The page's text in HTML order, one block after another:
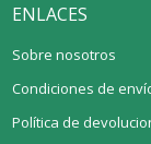
ENLACES
Sobre nosotros
Condiciones de
Política de